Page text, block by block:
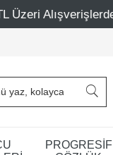
Ücretsiz Kargo
PROGRESİF